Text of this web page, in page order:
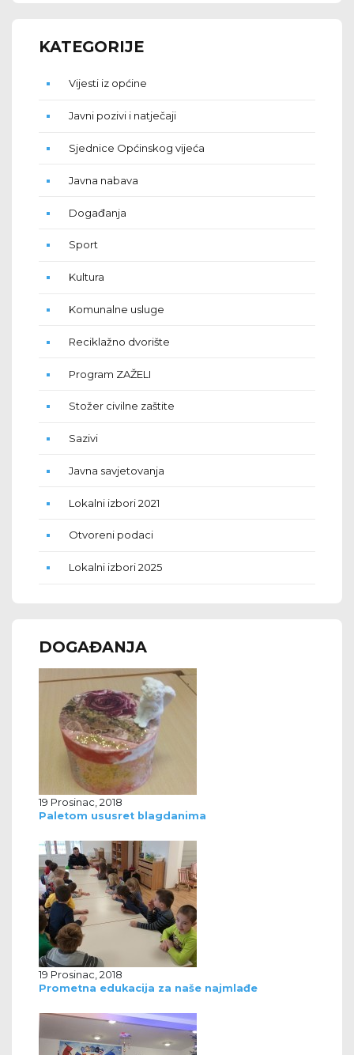
KATEGORIJE
Vijesti iz općine
Javni pozivi i natječaji
Sjednice Općinskog vijeća
Javna nabava
Događanja
Sport
Kultura
Komunalne usluge
Reciklažno dvorište
Program ZAŽELI
Stožer civilne zaštite
Sazivi
Javna savjetovanja
Lokalni izbori 2021
Otvoreni podaci
Lokalni izbori 2025
DOGAĐANJA
19 Prosinac, 2018
Paletom ususret blagdanima
19 Prosinac, 2018
Prometna edukacija za naše najmlađe